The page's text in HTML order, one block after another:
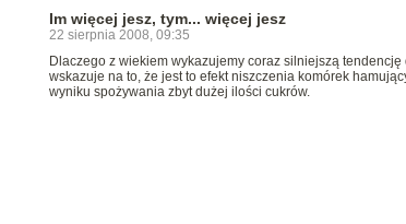
Im więcej jesz, tym... więcej jesz
22 sierpnia 2008, 09:35
Dlaczego z wiekiem wykazujemy coraz silniejszą tendencję
wskazuje na to, że jest to efekt niszczenia komórek
wyniku spożywania zbyt dużej ilości cukrów.